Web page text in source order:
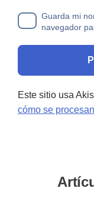
Guarda mi
navegador
Este sitio usa
cómo se